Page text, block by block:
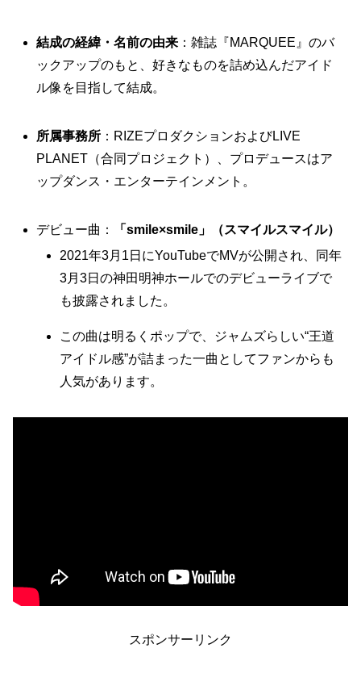
結成の経緯・名前の由来 ：雑誌『MARQUEE』のバ
ックアップのもと、好きなものを詰め込んだアイド
ル像を目指して結成。
所属事務所 ：RIZEプロダクションおよびLIVE
PLANET（合同プロジェクト）、プロデュースはア
ップダンス・エンターテインメント。
デビュー曲：
「smile×smile」（スマイルスマイル）
2021年3月1日にYouTubeでMVが公開され、同年
3月3日の神田明神ホールでのデビューライブで
も披露されました。
この曲は明るくポップで、ジャムズらしい“王道
アイドル感”が詰まった一曲としてファンからも
人気があります。
スポンサーリンク